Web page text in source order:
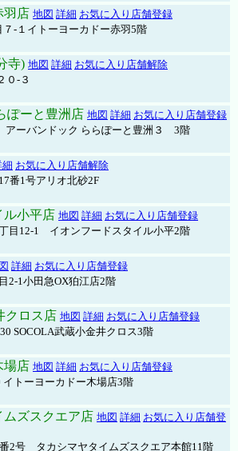
羽店 地図 詳細 お気に入り店舗登録
-１イトーヨーカドー赤羽5階
寺) 地図 詳細 お気に入り店舗解除
０-３
ぽーと豊洲店 地図 詳細 お気に入り店舗登録
ーバンドック ららぽーと豊洲３ 3階
細 お気に入り店舗解除
番1号アリオ北砂2F
ル小平店 地図 詳細 お気に入り店舗登録
目12-1 イオンフードスタイル小平2階
詳細 お気に入り店舗登録
2-1小田急OX狛江店2階
クロス店 地図 詳細 お気に入り店舗登録
SOCOLA武蔵小金井クロス3階
場店 地図 詳細 お気に入り店舗登録
トーヨーカドー木場店3階
ムズスクエア店 地図 詳細 お気に入り店舗登
2号 タカシマヤタイムズスクエア本館11階